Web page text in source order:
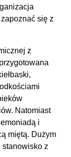
się z
z
Natomiast
i
miętą. Dużym
stanowisko z